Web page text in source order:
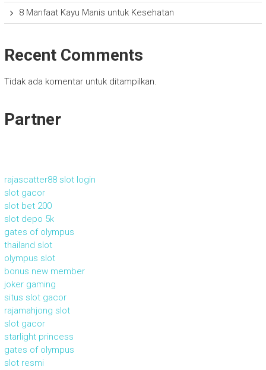
8 Manfaat Kayu Manis untuk Kesehatan
Recent Comments
Tidak ada komentar untuk ditampilkan.
Partner
rajascatter88 slot login
slot gacor
slot bet 200
slot depo 5k
gates of olympus
thailand slot
olympus slot
bonus new member
joker gaming
situs slot gacor
rajamahjong slot
slot gacor
starlight princess
gates of olympus
slot resmi